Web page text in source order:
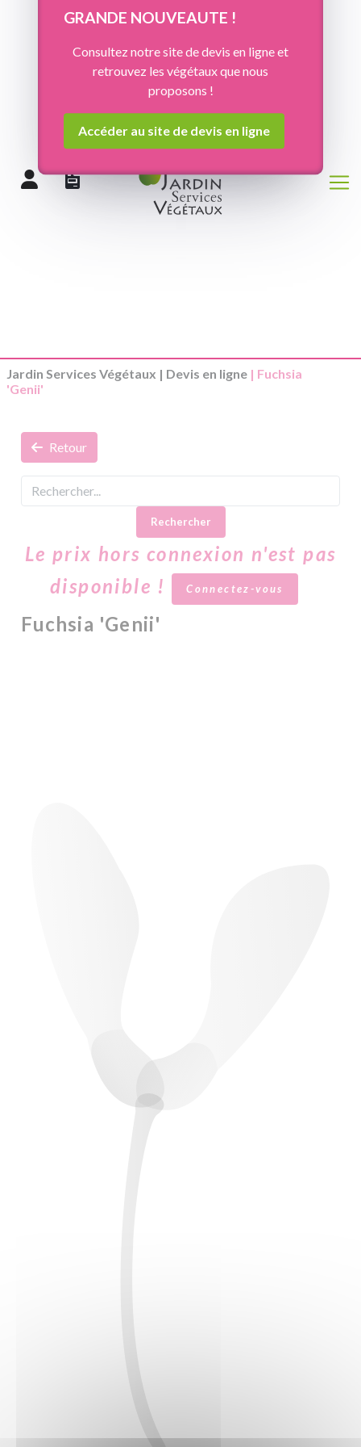
GRANDE NOUVEAUTE !
Consultez notre site de devis en ligne et
retrouvez les végétaux que nous
proposons !
Accéder au site de devis en ligne
Jardin Services Végétaux | Devis en ligne | Fuchsia
'Genii'
Retour
Rechercher
Le prix hors connexion n'est pas
disponible !
Connectez-vous
Fuchsia 'Genii'
Panneau de gestion des cookies